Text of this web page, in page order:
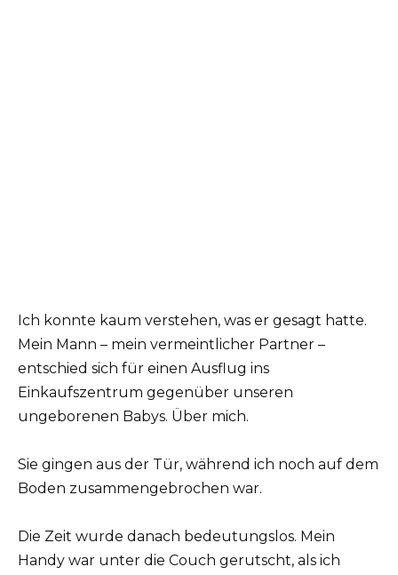
Ich konnte kaum verstehen, was er gesagt hatte.
Mein Mann – mein vermeintlicher Partner –
entschied sich für einen Ausflug ins
Einkaufszentrum gegenüber unseren
ungeborenen Babys. Über mich.
Sie gingen aus der Tür, während ich noch auf dem
Boden zusammengebrochen war.
Die Zeit wurde danach bedeutungslos. Mein
Handy war unter die Couch gerutscht, als ich